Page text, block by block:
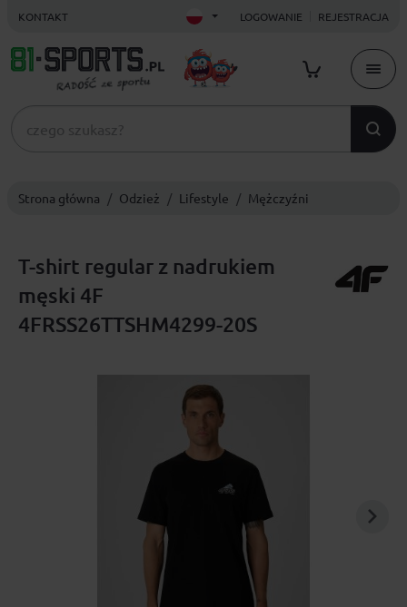
KONTAKT LOGOWANIE REJESTRACJA
Strona główna Odzież Lifestyle Mężczyźni
T-shirt regular z nadrukiem
męski 4F
4FRSS26TTSHM4299-20S